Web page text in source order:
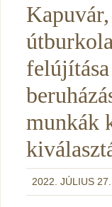
munkák
2022. JÚLIUS 27.